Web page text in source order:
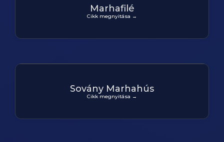
Marhafilé
Cikk megnyitása →
Sovány Marhahús
Cikk megnyitása →